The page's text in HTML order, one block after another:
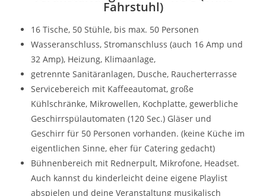
Fahrstuhl)
16 Tische, 50 Stühle, bis max. 50 Personen
Wasseranschluss, Stromanschluss (auch 16 Amp und
32 Amp), Heizung, Klimaanlage,
getrennte Sanitäranlagen, Dusche, Raucherterrasse
Servicebereich mit Kaffeeautomat, große
Kühlschränke, Mikrowellen, Kochplatte, gewerbliche
Geschirrspülautomaten (120 Sec.) Gläser und
Geschirr für 50 Personen vorhanden. (keine Küche im
eigentlichen Sinne, eher für Catering gedacht)
Bühnenbereich mit Rednerpult, Mikrofone, Headset.
Auch kannst du kinderleicht deine eigene Playlist
abspielen und deine Veranstaltung musikalisch